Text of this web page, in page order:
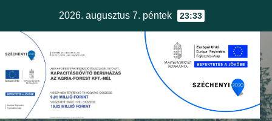
2026. augusztus 7. péntek 23:33
egerfa.hu